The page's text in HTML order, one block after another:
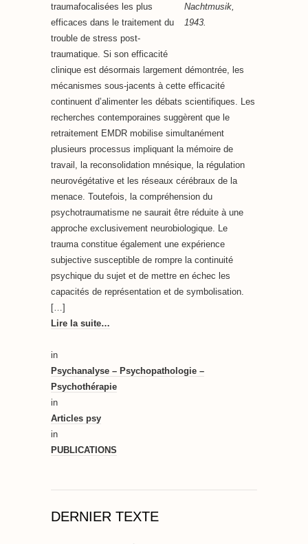
Nachtmusik,
1943.
traumafocalisées les plus
efficaces dans le traitement du
trouble de stress post-
traumatique. Si son efficacité
clinique est désormais largement démontrée, les
mécanismes sous-jacents à cette efficacité
continuent d’alimenter les débats scientifiques. Les
recherches contemporaines suggèrent que le
retraitement EMDR mobilise simultanément
plusieurs processus impliquant la mémoire de
travail, la reconsolidation mnésique, la régulation
neurovégétative et les réseaux cérébraux de la
menace. Toutefois, la compréhension du
psychotraumatisme ne saurait être réduite à une
approche exclusivement neurobiologique. Le
trauma constitue également une expérience
subjective susceptible de rompre la continuité
psychique du sujet et de mettre en échec les
capacités de représentation et de symbolisation.
[…]
Lire la suite…
in
Psychanalyse – Psychopathologie –
Psychothérapie
in
Articles psy
in
PUBLICATIONS
DERNIER TEXTE